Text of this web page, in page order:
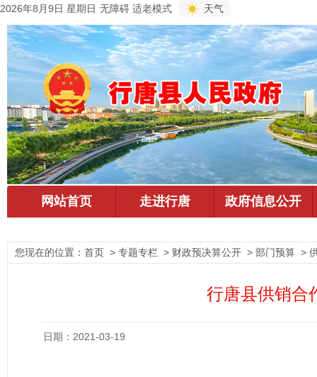
2026年8月9日 星期日 无障碍 适老模式 天气
您现在的位置： 首页 > 专题专栏 > 财政预决算公开 > 部门预算 >
行唐县供销合
日期：2021-03-19